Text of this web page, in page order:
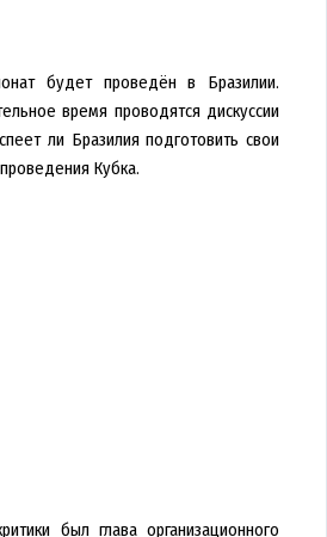
будет проведён в Бразилии.
время проводятся дискуссии
ли Бразилия подготовить свои
Кубка.
был глава организационного